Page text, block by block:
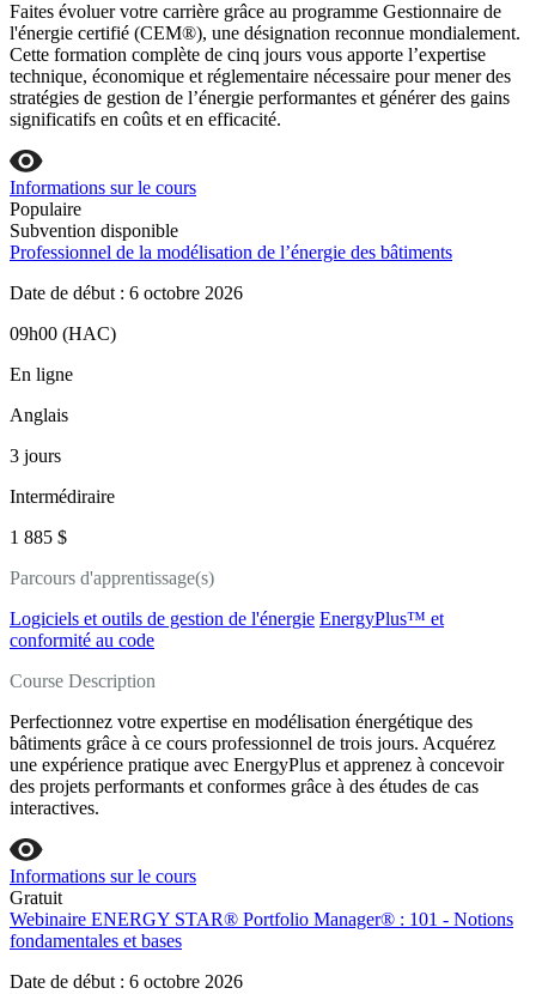
Faites évoluer votre carrière grâce au programme Gestionnaire de
l'énergie certifié (CEM®), une désignation reconnue mondialement.
Cette formation complète de cinq jours vous apporte l’expertise
technique, économique et réglementaire nécessaire pour mener des
stratégies de gestion de l’énergie performantes et générer des gains
significatifs en coûts et en efficacité.
Informations sur le cours
Populaire
Subvention disponible
Professionnel de la modélisation de l’énergie des bâtiments
Date de début : 6 octobre 2026
09h00 (HAC)
En ligne
Anglais
3 jours
Intermédiraire
1 885 $
Parcours d'apprentissage(s)
Logiciels et outils de gestion de l'énergie EnergyPlus™ et
conformité au code
Course Description
Perfectionnez votre expertise en modélisation énergétique des
bâtiments grâce à ce cours professionnel de trois jours. Acquérez
une expérience pratique avec EnergyPlus et apprenez à concevoir
des projets performants et conformes grâce à des études de cas
interactives.
Informations sur le cours
Gratuit
Webinaire ENERGY STAR® Portfolio Manager® : 101 - Notions
fondamentales et bases
Date de début : 6 octobre 2026